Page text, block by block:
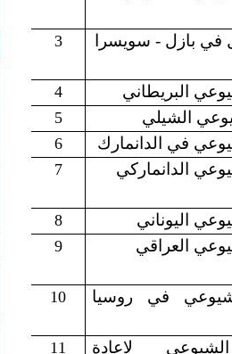
بازل - سويسرا 3
البريطاني 4
الشيلي 5
في الدانمارك 6
الدانماركي 7
اليوناني 8
العراقي 9
في روسيا
10
لاعادة
11